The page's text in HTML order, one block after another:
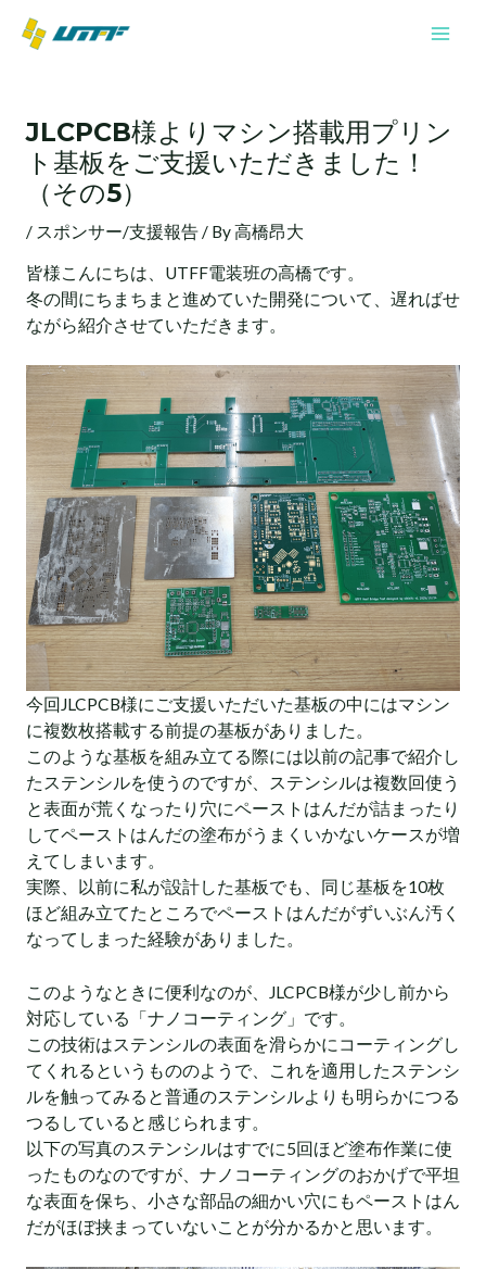
JLCPCB様よりマシン搭載用プリン
ト基板をご支援いただきました！
（その5）
/ スポンサー/支援報告/ By高橋昂大
皆様こんにちは、UTFF電装班の高橋です。
冬の間にちまちまと進めていた開発について、遅ればせ
ながら紹介させていただきます。
今回JLCPCB様にご支援いただいた基板の中にはマシン
に複数枚搭載する前提の基板がありました。
このような基板を組み立てる際には以前の記事で紹介し
たステンシルを使うのですが、ステンシルは複数回使う
と表面が荒くなったり穴にペーストはんだが詰まったり
してペーストはんだの塗布がうまくいかないケースが増
えてしまいます。
実際、以前に私が設計した基板でも、同じ基板を10枚
ほど組み立てたところでペーストはんだがずいぶん汚く
なってしまった経験がありました。
このようなときに便利なのが、JLCPCB様が少し前から
対応している「ナノコーティング」です。
この技術はステンシルの表面を滑らかにコーティングし
てくれるというもののようで、これを適用したステンシ
ルを触ってみると普通のステンシルよりも明らかにつる
つるしていると感じられます。
以下の写真のステンシルはすでに5回ほど塗布作業に使
ったものなのですが、ナノコーティングのおかげで平坦
な表面を保ち、小さな部品の細かい穴にもペーストはん
だがほぼ挟まっていないことが分かるかと思います。
ナ
ビ
ゲ
ー
シ
ン